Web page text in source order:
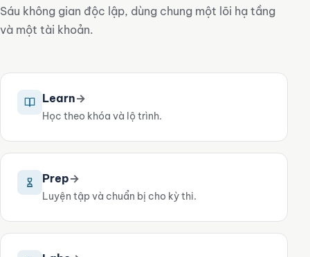
Sáu không gian độc lập, dùng chung một lõi hạ tầng
và một tài khoản.
Learn→
Học theo khóa và lộ trình.
Prep→
Luyện tập và chuẩn bị cho kỳ thi.